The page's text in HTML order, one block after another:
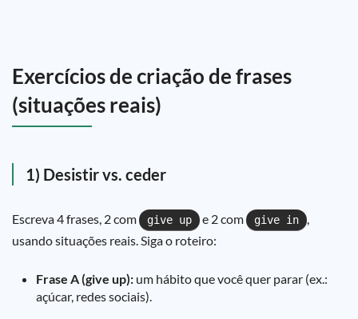
Exercícios de criação de frases
(situações reais)
1) Desistir vs. ceder
Escreva 4 frases, 2 com give up e 2 com give in
,
usando situações reais. Siga o roteiro:
Frase A (give up): um hábito que você quer parar (ex.:
açúcar, redes sociais).